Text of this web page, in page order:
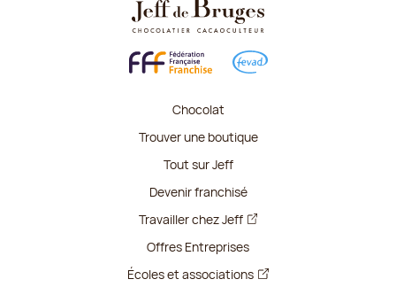
Chocolat
Trouver une boutique
Tout sur Jeff
Devenir franchisé
Travailler chez Jeff
Offres Entreprises
Écoles et associations